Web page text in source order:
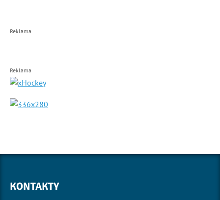
Reklama
Reklama
KONTAKTY